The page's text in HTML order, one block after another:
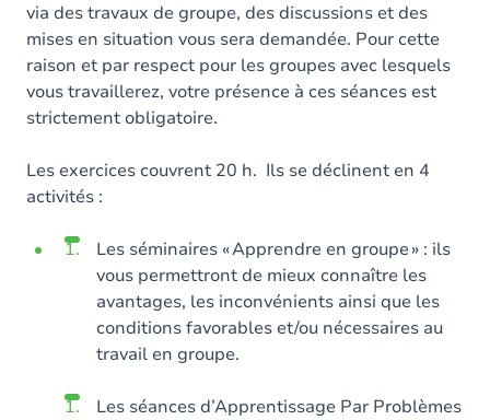
via des travaux de groupe, des discussions et des
mises en situation vous sera demandée. Pour cette
raison et par respect pour les groupes avec lesquels
vous travaillerez, votre présence à ces séances est
strictement obligatoire.
Les exercices couvrent 20 h. Ils se déclinent en 4
activités :
Les séminaires « Apprendre en groupe » : ils
vous permettront de mieux connaître les
avantages, les inconvénients ainsi que les
conditions favorables et/ou nécessaires au
travail en groupe.
Les séances d’Apprentissage Par Problèmes